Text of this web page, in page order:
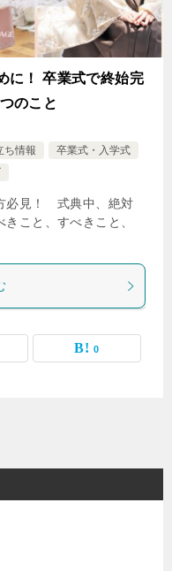
に！ 卒業式で終始完
のこと
ち情報
卒業式・入学式
必見！ 式典中、絶対
こと、すべきこと、
0